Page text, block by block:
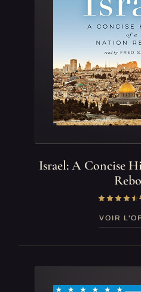
Israel: A Concise
VOIR